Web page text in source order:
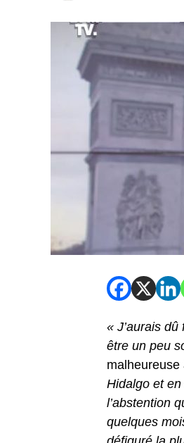
« J’aurais
être un peu
malheureuse
Hidalgo et
l’abstention
quelques